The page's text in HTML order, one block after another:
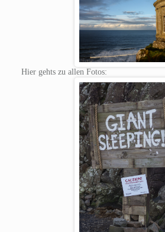
Hier gehts zu allen Fotos: